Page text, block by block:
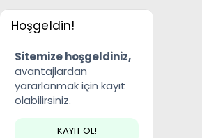
Hoşgeldin!
Sitemize hoşgeldiniz,
avantajlardan
yararlanmak için kayıt
olabilirsiniz.
KAYIT OL!